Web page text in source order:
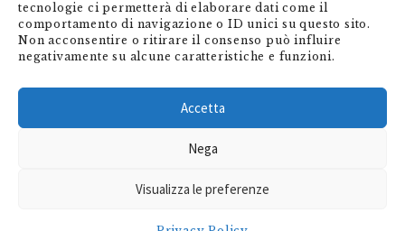
tecnologie ci permetterà di elaborare dati come il
comportamento di navigazione o ID unici su questo sito.
Non acconsentire o ritirare il consenso può influire
negativamente su alcune caratteristiche e funzioni.
Accetta
Nega
Visualizza le preferenze
Il mio account
Carrello
Via Giovanni Antonio Orelli 29
Casella postale 563